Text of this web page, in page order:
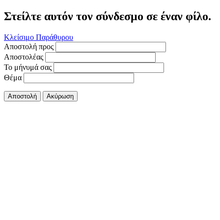
Στείλτε αυτόν τον σύνδεσμο σε έναν φίλο.
Κλείσιμο Παράθυρου
Αποστολή προς
Αποστολέας
Το μήνυμά σας
Θέμα
Αποστολή Ακύρωση